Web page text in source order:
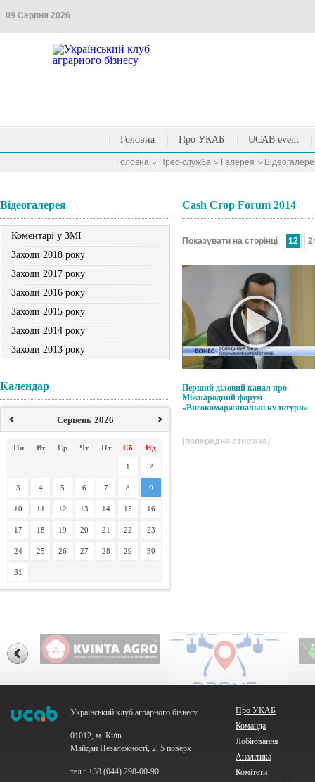
09 Серпня 2026
Головна Про УКАБ UCAB event
Головна Прес-служба Галерея
Вiдеогалерея
Коментарі у ЗМІ
Заходи 2018 року
Заходи 2017 року
Заходи 2016 року
Заходи 2015 року
Заходи 2014 року
Заходи 2013 року
Календар
Серпень 2026
Пн Вт Ср Чт Пт Сб Нд
1 2
3 4 5 6 7 8 9
10 11 12 13 14 15 16
17 18 19 20 21 22 23
24 25 26 27 28 29 30
31
Cash Crop Forum 2014
Показувати на сторінці 12
Перший діловий канал про
Міжнародний форум
«Високомаржинальні культури»
[попередня сторінка]
Український клуб аграрного бізнесу
01012, м. Київ
Майдан Незалежності, 2, 5 поверх
тел.: +38 (044) 298-00-90
Про УКАБ
Команда
Лобіювання
Аналітика
Комітети